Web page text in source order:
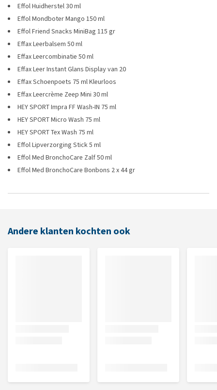
Effol Huidherstel 30 ml
Effol Mondboter Mango 150 ml
Effol Friend Snacks MiniBag 115 gr
Effax Leerbalsem 50 ml
Effax Leercombinatie 50 ml
Effax Leer Instant Glans Display van 20
Effax Schoenpoets 75 ml Kleurloos
Effax Leercrème Zeep Mini 30 ml
HEY SPORT Impra FF Wash-IN 75 ml
HEY SPORT Micro Wash 75 ml
HEY SPORT Tex Wash 75 ml
Effol Lipverzorging Stick 5 ml
Effol Med BronchoCare Zalf 50 ml
Effol Med BronchoCare Bonbons 2 x 44 gr
Andere klanten kochten ook